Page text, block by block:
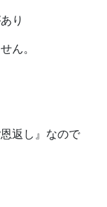
り
ん。
返し』なので